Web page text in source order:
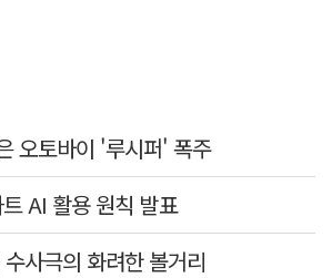
오토바이 '루시퍼' 폭주
AI 활용 원칙 발표
사극의 화려한 볼거리